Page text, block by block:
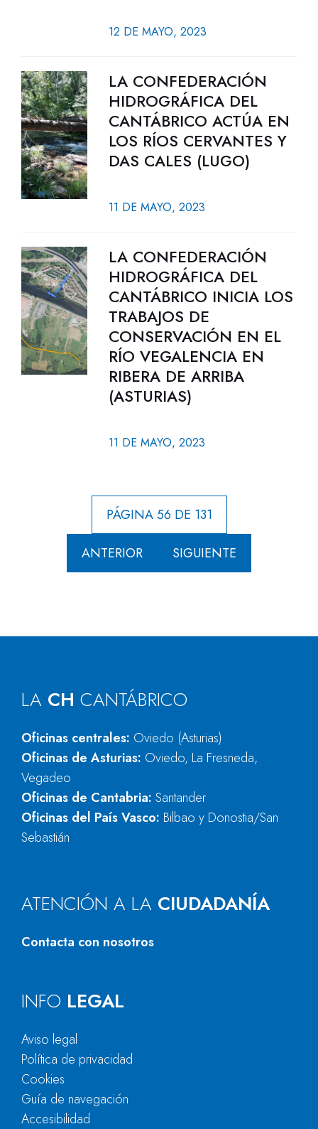
12 DE MAYO, 2023
LA CONFEDERACIÓN
HIDROGRÁFICA DEL
CANTÁBRICO ACTÚA EN
LOS RÍOS CERVANTES Y
DAS CALES (LUGO)
11 DE MAYO, 2023
LA CONFEDERACIÓN
HIDROGRÁFICA DEL
CANTÁBRICO INICIA LOS
TRABAJOS DE
CONSERVACIÓN EN EL
RÍO VEGALENCIA EN
RIBERA DE ARRIBA
(ASTURIAS)
11 DE MAYO, 2023
PÁGINA 56 DE 131
ANTERIOR SIGUIENTE
LA CH CANTÁBRICO
Oficinas centrales: Oviedo (Asturias)
Oficinas de Asturias: Oviedo, La Fresneda,
Vegadeo
Oficinas de Cantabria: Santander
Oficinas del País Vasco: Bilbao y Donostia/San
Sebastián
ATENCIÓN A LA CIUDADANÍA
Contacta con nosotros
INFO LEGAL
Aviso legal
Política de privacidad
Cookies
Guía de navegación
Accesibilidad